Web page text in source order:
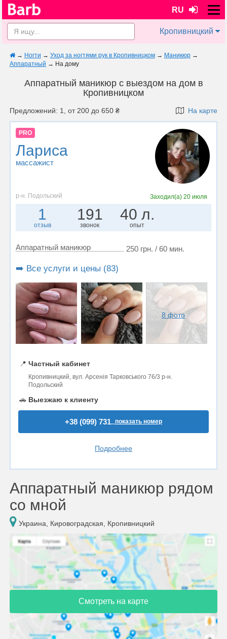
RU
Кропивницкий
→ Ногти → Уход за ногтями рук в Кропивницком → Маникюр →
Аппаратный → На дому
Аппаратный маникюр с выездом на дом в
Кропивницком
Предложений: 1, от 200 до 650 ₴ На карте
PRO
Лариса
массажист
р-н. Подольский Заходил(а)20 июля
1
отзыв
191
звонок
40 л.
опыт
Аппаратный маникюр 250 грн. / 60 мин.
➡️ Все услуги и цены (83)
8 фото
📍 Частный кабинет
Кропивницкий, вул. Арсенія Тарковського 76/3 р-н.
Подольский
🚗 Выезжаю к клиенту
+38 (099) 731..показать номер
Подробнее
Аппаратный маникюр рядом
со мной
Украина, Кировоградская, Кропивницкий
Смотреть на карте